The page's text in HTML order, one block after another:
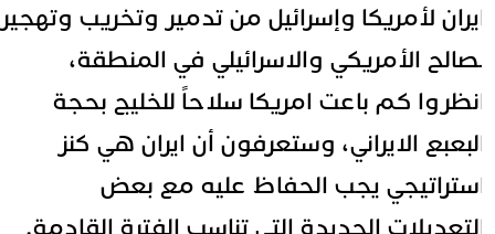
لأمريكا وإسرائيل من تدمير وتخريب وتهجير
الأمريكي والاسرائيلي في المنطقة،
كم باعت امريكا سلاحاً للخليج بحجة
الايراني، وستعرفون أن ايران هي كنز
يجب الحفاظ عليه مع بعض